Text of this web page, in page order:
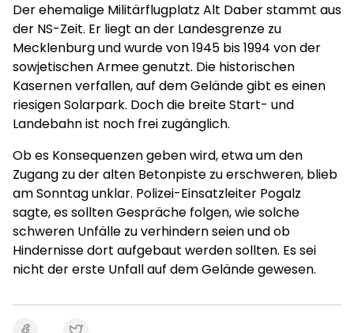
Der ehemalige Militärflugplatz Alt Daber stammt aus
der NS-Zeit. Er liegt an der Landesgrenze zu
Mecklenburg und wurde von 1945 bis 1994 von der
sowjetischen Armee genutzt. Die historischen
Kasernen verfallen, auf dem Gelände gibt es einen
riesigen Solarpark. Doch die breite Start- und
Landebahn ist noch frei zugänglich.
Ob es Konsequenzen geben wird, etwa um den
Zugang zu der alten Betonpiste zu erschweren, blieb
am Sonntag unklar. Polizei-Einsatzleiter Pogalz
sagte, es sollten Gespräche folgen, wie solche
schweren Unfälle zu verhindern seien und ob
Hindernisse dort aufgebaut werden sollten. Es sei
nicht der erste Unfall auf dem Gelände gewesen.